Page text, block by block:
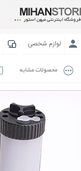
لوازم شخصی
محصولات مشابه